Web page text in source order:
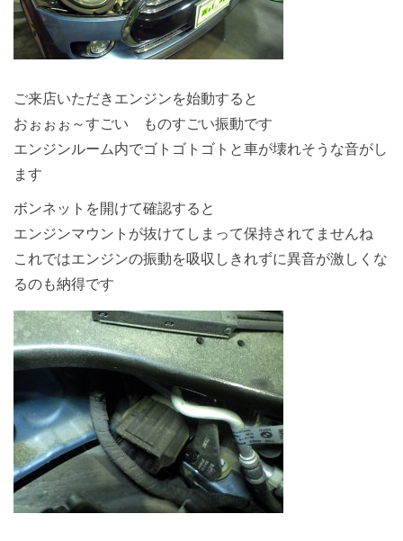
ご来店いただきエンジンを始動すると
おぉぉぉ～すごい ものすごい振動です
エンジンルーム内でゴトゴトゴトと車が壊れそうな音がし
ます
ボンネットを開けて確認すると
エンジンマウントが抜けてしまって保持されてませんね
これではエンジンの振動を吸収しきれずに異音が激しくな
るのも納得です